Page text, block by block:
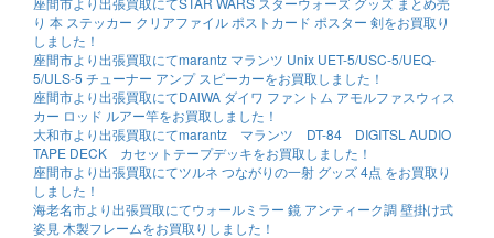
り 本 ステッカー クリアファイル ポストカード ポスター 剣をお買取り
しました！
座間市より出張買取にてmarantz マランツ Unix UET-5/USC-5/UEQ-
5/ULS-5 チューナー アンプ スピーカーをお買取しました！
座間市より出張買取にてDAlWA ダイワ ファントム アモルファスウィス
カー ロッド ルアー竿をお買取しました！
大和市より出張買取にてmarantz マランツ DT-84 DIGITSL AUDIO
TAPE DECK カセットテープデッキをお買取しました！
座間市より出張買取にてツルネ つながりの一射 グッズ 4点 をお買取り
しました！
海老名市より出張買取にてウォールミラー 鏡 アンティーク調 壁掛け式
姿見 木製フレームをお買取りしました！